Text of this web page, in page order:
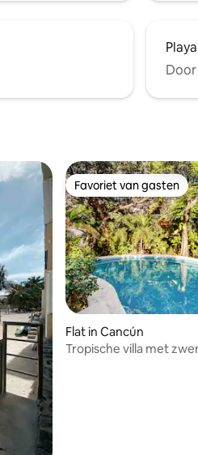
Favoriet van gasten
Favoriet van gasten
Flat in Cancún
Tropische villa met